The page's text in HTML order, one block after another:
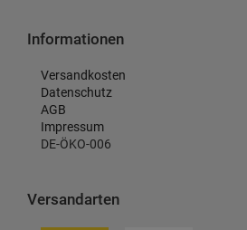
Informationen
Versandkosten
Datenschutz
AGB
Impressum
DE-ÖKO-006
Versandarten